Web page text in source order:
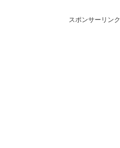
スポンサーリンク